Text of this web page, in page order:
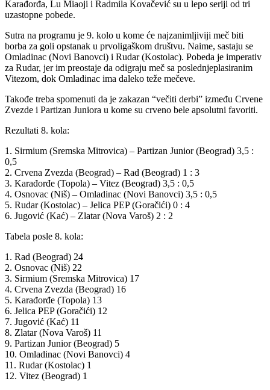
Karađorđa, Lu Miaoji i Radmila Kovačević su u lepo seriji od tri
uzastopne pobede.
Sutra na programu je 9. kolo u kome će najzanimljiviji meč biti
borba za goli opstanak u prvoligaškom društvu. Naime, sastaju se
Omladinac (Novi Banovci) i Rudar (Kostolac). Pobeda je imperativ
za Rudar, jer im preostaje da odigraju meč sa poslednjeplasiranim
Vitezom, dok Omladinac ima daleko teže mečeve.
Takođe treba spomenuti da je zakazan “večiti derbi” između Crvene
Zvezde i Partizan Juniora u kome su crveno bele apsolutni favoriti.
Rezultati 8. kola:
1. Sirmium (Sremska Mitrovica) – Partizan Junior (Beograd) 3,5 :
0,5
2. Crvena Zvezda (Beograd) – Rad (Beograd) 1 : 3
3. Karađorđe (Topola) – Vitez (Beograd) 3,5 : 0,5
4. Osnovac (Niš) – Omladinac (Novi Banovci) 3,5 : 0,5
5. Rudar (Kostolac) – Jelica PEP (Goračići) 0 : 4
6. Jugović (Kać) – Zlatar (Nova Varoš) 2 : 2
Tabela posle 8. kola:
1. Rad (Beograd) 24
2. Osnovac (Niš) 22
3. Sirmium (Sremska Mitrovica) 17
4. Crvena Zvezda (Beograd) 16
5. Karađorđe (Topola) 13
6. Jelica PEP (Goračići) 12
7. Jugović (Kać) 11
8. Zlatar (Nova Varoš) 11
9. Partizan Junior (Beograd) 5
10. Omladinac (Novi Banovci) 4
11. Rudar (Kostolac) 1
12. Vitez (Beograd) 1